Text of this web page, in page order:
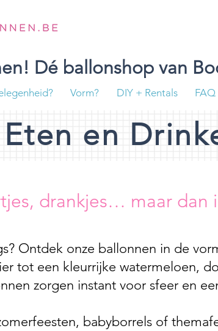
Dé ballonshop van
Vorm? DIY + Rentals FAQ
Eten en
drankjes… maar dan
Ontdek onze ballonnen in de
tot een kleurrijke watermeloen,
zorgen instant voor sfeer en
babyborrels of